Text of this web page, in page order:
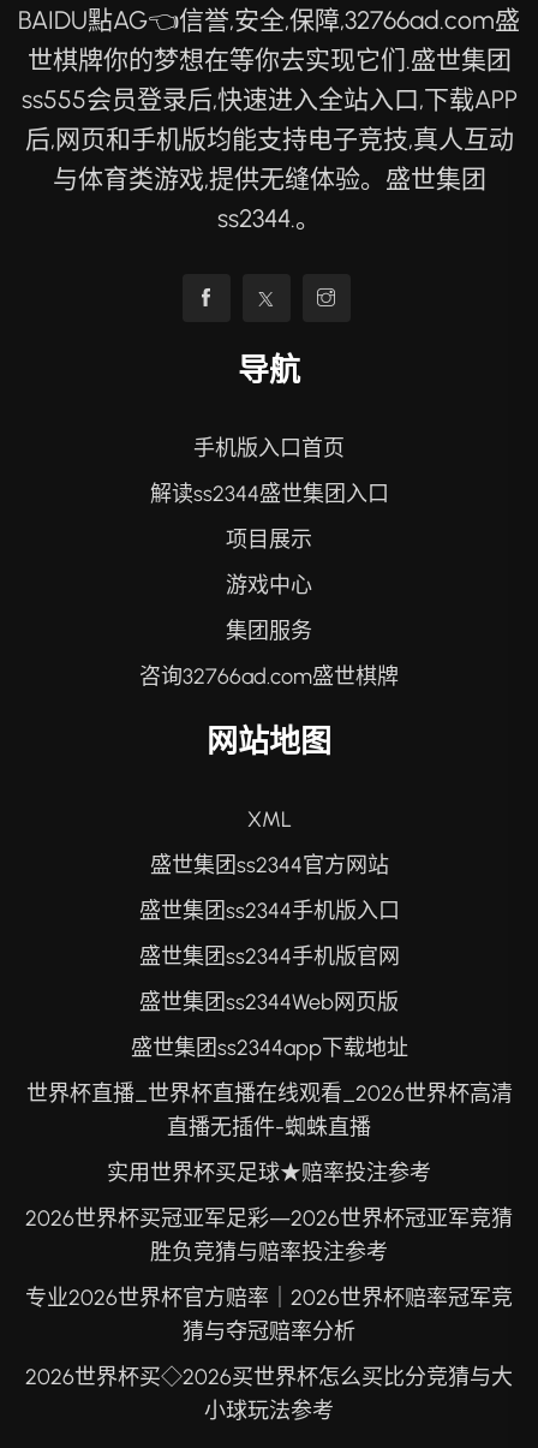
BAIDU點AG👈信誉,安全,保障,32766ad.com盛
世棋牌你的梦想在等你去实现它们.盛世集团
ss555会员登录后,快速进入全站入口,下载APP
后,网页和手机版均能支持电子竞技,真人互动
与体育类游戏,提供无缝体验。盛世集团
ss2344.。
导航
手机版入口首页
解读ss2344盛世集团入口
项目展示
游戏中心
集团服务
咨询32766ad.com盛世棋牌
网站地图
XML
盛世集团ss2344官方网站
盛世集团ss2344手机版入口
盛世集团ss2344手机版官网
盛世集团ss2344Web网页版
盛世集团ss2344app下载地址
世界杯直播_世界杯直播在线观看_2026世界杯高清
直播无插件-蜘蛛直播
实用世界杯买足球★赔率投注参考
2026世界杯买冠亚军足彩—2026世界杯冠亚军竞猜
胜负竞猜与赔率投注参考
专业2026世界杯官方赔率｜2026世界杯赔率冠军竞
猜与夺冠赔率分析
2026世界杯买◇2026买世界杯怎么买比分竞猜与大
小球玩法参考